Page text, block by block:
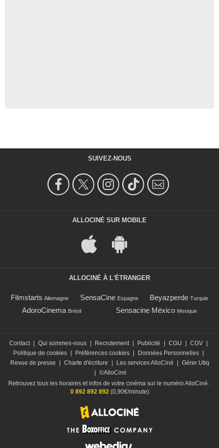
SUIVEZ-NOUS
ALLOCINÉ SUR MOBILE
ALLOCINÉ À L'ÉTRANGER
Filmstarts Allemagne SensaCine Espagne Beyazperde Turquie
AdoroCinema Brésil Sensacine México Mexique
Contact | Qui sommes-nous | Recrutement | Publicité | CGU | CGV |
Politique de cookies | Préférences cookies | Données Personnelles |
Revue de presse
| Charte d'écriture | Les services AlloCiné | Gérer Utiq
| ©AlloCiné
Retrouvez tous les horaires et infos de votre cinéma sur le numéro AlloCiné :
0 892 892 892 (0,90€/minute)